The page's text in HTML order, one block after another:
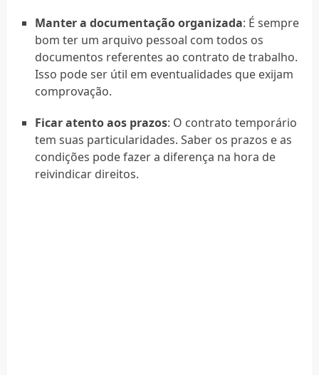
Manter a documentação organizada: É sempre
bom ter um arquivo pessoal com todos os
documentos referentes ao contrato de trabalho.
Isso pode ser útil em eventualidades que exijam
comprovação.
Ficar atento aos prazos: O contrato temporário
tem suas particularidades. Saber os prazos e as
condições pode fazer a diferença na hora de
reivindicar direitos.